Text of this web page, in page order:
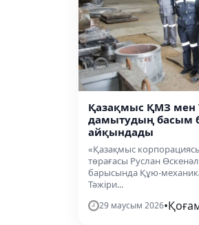
Қазақмыс ҚМЗ мен
дамытудың басым
айқындады
«Қазақмыс
төрағасы Руслан
барысында Құю-
Тәжіри...
29 маусым 2026•